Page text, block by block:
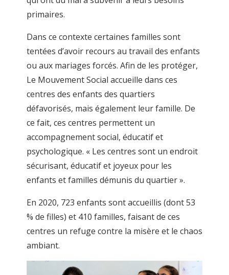
primaires.
Dans ce contexte certaines familles sont
tentées d’avoir recours au travail des enfants
ou aux mariages forcés. Afin de les protéger,
Le Mouvement Social accueille dans ces
centres des enfants des quartiers
défavorisés, mais également leur famille. De
ce fait, ces centres permettent un
accompagnement social, éducatif et
psychologique. « Les centres sont un endroit
sécurisant, éducatif et joyeux pour les
enfants et familles démunis du quartier ».
En 2020, 723 enfants sont accueillis (dont 53
% de filles) et 410 familles, faisant de ces
centres un refuge contre la misère et le chaos
ambiant.